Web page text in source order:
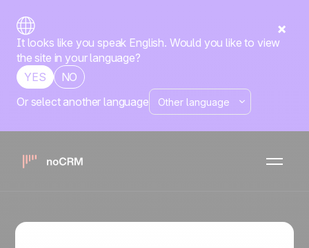
It looks like you speak English. Would you like to view
the site in your language?
YES
NO
Or select another language
Comment créer un plan de
vente efficace : un guide